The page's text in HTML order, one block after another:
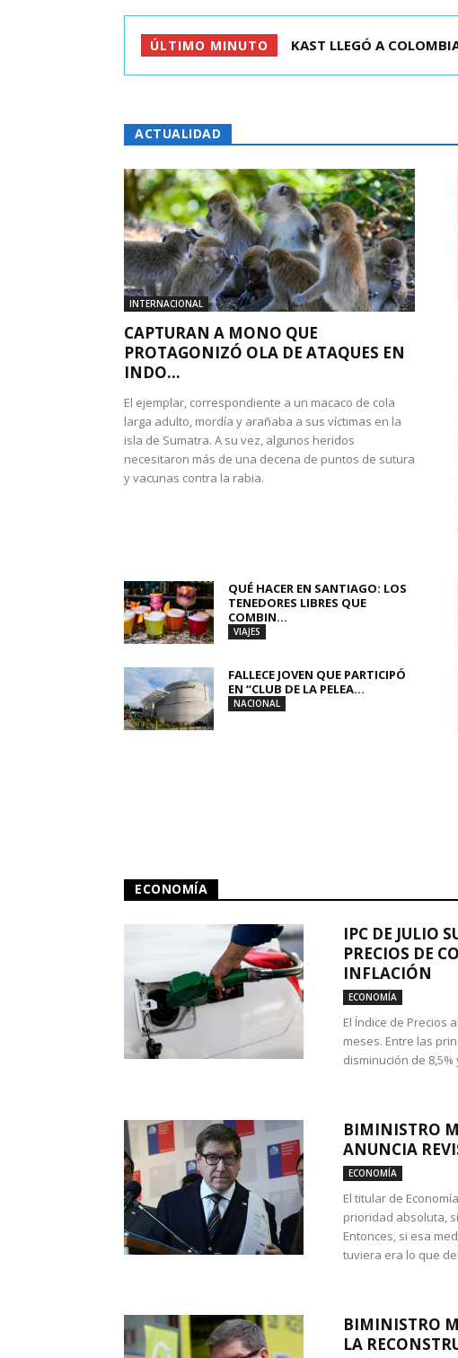
ÚLTIMO MINUTO KAST LLEGÓ A
ACTUALIDAD
INTERNACIONAL
CAPTURAN A MONO QUE
PROTAGONIZÓ OLA DE ATAQUES EN
INDO...
El ejemplar, correspondiente a un macaco de cola
larga adulto, mordía y arañaba a sus víctimas en la
isla de Sumatra. A su vez, algunos heridos
necesitaron más de una decena de puntos de sutura
y vacunas contra la rabia.
QUÉ HACER EN SANTIAGO: LOS
TENEDORES LIBRES QUE
COMBIN...
VIAJES
FALLECE JOVEN QUE PARTICIPÓ
EN “CLUB DE LA PELEA...
NACIONAL
ECONOMÍA
IPC DE JULIO
PRECIOS DE
INFLACIÓN
ECONOMÍA
El Índice de Precios
meses. Entre las
disminución de
BIMINISTRO
ANUNCIA
ECONOMÍA
El titular de
prioridad absoluta,
Entonces, si esa
tuviera era lo que
BIMINISTRO
LA